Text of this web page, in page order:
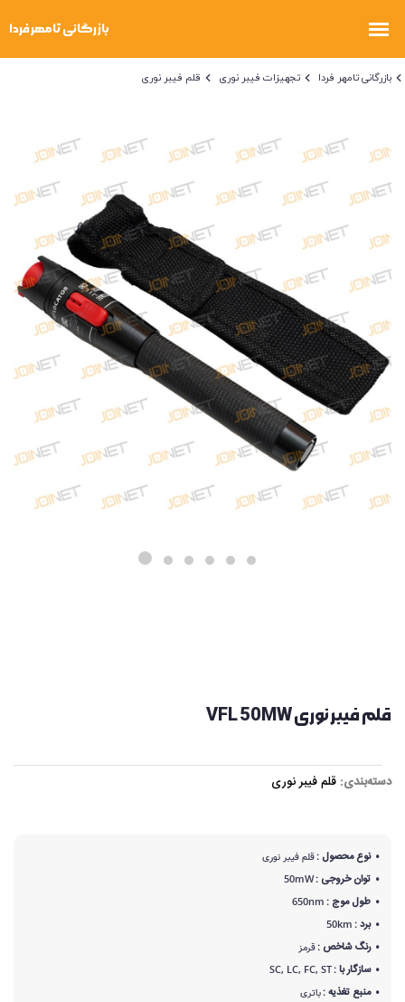
بازرگانی تامهر فردا تجهیزات فیبر نوری قلم فیبر نوری
قلم فیبر نوری VFL 50MW
دسته‌بندی: قلم فیبر نوری
نوع محصول :قلم فیبر نوری
توان خروجی :50mW
طول موج :650nm
برد :50km
رنگ شاخص :قرمز
سازگار با :SC, LC, FC, ST
منبع تغذیه :باتری